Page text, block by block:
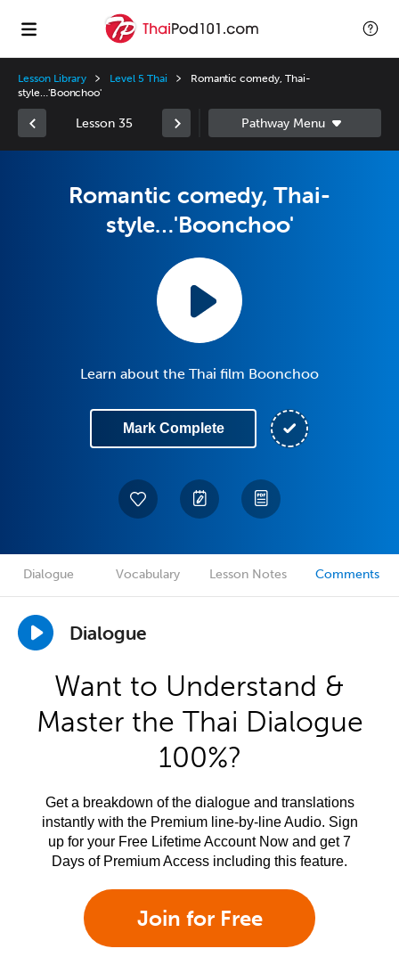
Lesson Library Level 5 Thai
Romantic comedy, Thai-
style…'Boonchoo'
Lesson 35
Romantic comedy, Thai-
style…'Boonchoo'
Learn about the Thai film Boonchoo
Mark Complete
Dialogue Vocabulary Lesson Notes Comments
Dialogue
Want to Understand &
Master the Thai Dialogue
100%?
Get a breakdown of the dialogue and translations
instantly with the Premium line-by-line Audio. Sign
up for your Free Lifetime Account Now and get 7
Days of Premium Access including this feature.
Join for Free